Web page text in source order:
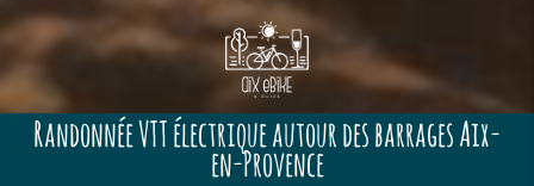
Randonnée VTT électrique autour des barrages Aix-
en-Provence